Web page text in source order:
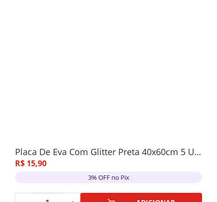
Placa De Eva Com Glitter Preta 40x60cm 5 Unidades
R$ 15,90
3% OFF no Pix